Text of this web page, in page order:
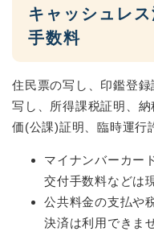
キャッシュレ
手数料
住民票の写し、印鑑登
写し、所得課税証明、
価(公課)証明、臨時運行
マイナンバーカー
交付手数料などは
公共料金の支払や
決済は利用できま